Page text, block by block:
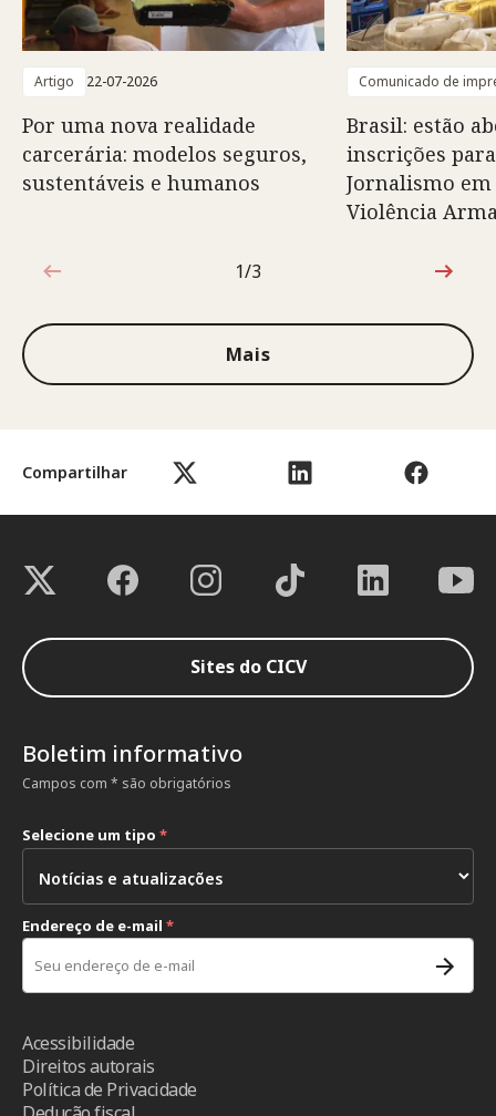
Compartilhar
Artigo 22-07-2026
Por uma nova realidade
carcerária: modelos seguros,
sustentáveis e humanos
Comunicado de
Brasil: estão
inscrições
Jornalismo
Violência
1 de 3
1/3
Mais
Sites do CICV
Boletim informativo
Campos com * são obrigatórios
Selecione um tipo *
Endereço de e-mail *
Acessibilidade
Direitos autorais
Política de Privacidade